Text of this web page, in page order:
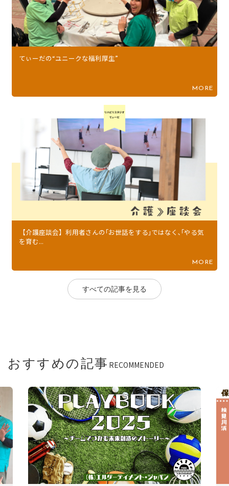
てぃーだの“ユニークな福利厚生”
MORE
【介護座談会】利用者さんの｢お世話をする｣ではなく､｢やる気
を育む...
MORE
すべての記事を見る
おすすめの記事 RECOMMENDED